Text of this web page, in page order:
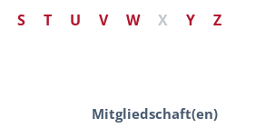
S T U V W X Y Z
Mitgliedschaft(en)